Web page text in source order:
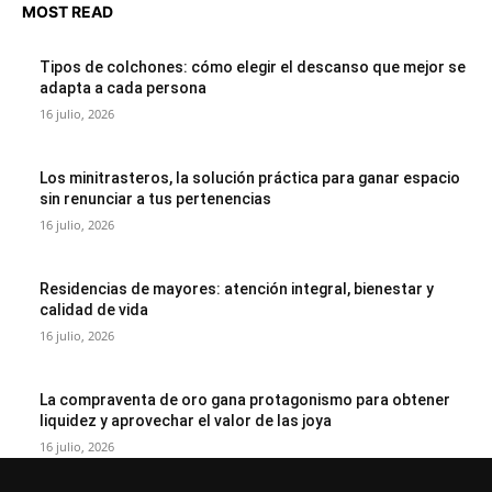
MOST READ
Tipos de colchones: cómo elegir el descanso que mejor se
adapta a cada persona
16 julio, 2026
Los minitrasteros, la solución práctica para ganar espacio
sin renunciar a tus pertenencias
16 julio, 2026
Residencias de mayores: atención integral, bienestar y
calidad de vida
16 julio, 2026
La compraventa de oro gana protagonismo para obtener
liquidez y aprovechar el valor de las joya
16 julio, 2026